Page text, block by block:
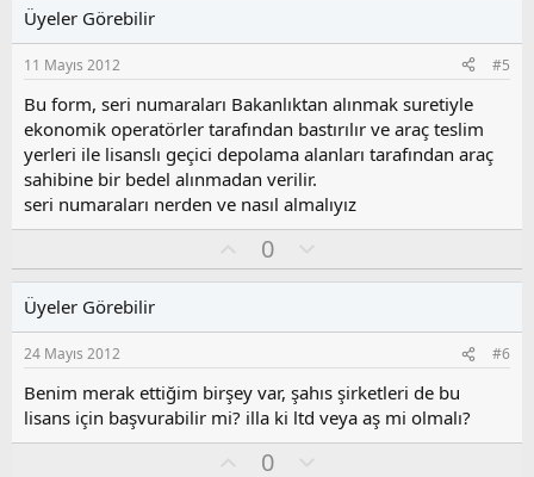
s
u
z
o
y
a
Üyeler Görebilir
11 Mayıs 2012 #5
Bu form, seri numaraları Bakanlıktan alınmak suretiyle
ekonomik operatörler tarafından bastırılır ve araç teslim
yerleri ile lisanslı geçici depolama alanları tarafından araç
sahibine bir bedel alınmadan verilir.
seri numaraları nerden ve nasıl almalıyız
y
0
l
s
u
z
o
y
Üyeler Görebilir
24 Mayıs 2012 #6
Benim merak ettiğim birşey var, şahıs şirketleri de bu
lisans için başvurabilir mi? illa ki ltd veya aş mi olmalı?
0